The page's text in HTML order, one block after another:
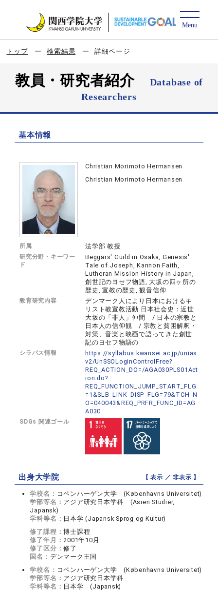
トップ 検索結果 詳細ページ
教員・研究者紹介
Database of
Researchers
基本情報
Christian Morimoto Hermansen
Christian Morimoto Hermansen
所属 法学部 教授
研究分野・キーワー
ド
Beggars' Guild in Osaka, Genesis'
Tale of Joseph, Kannon Faith,
Lutheran Mission History in Japan,
創世記のヨセフ物語, 大坂の四ヶ所の
歴史, 宣教の歴史, 観音信仰
教育研究内容
デンマーク人により日本におけるキ
リスト教宣教活動 日本社会史：近世
大坂の「非人」仲間 / 日本の宗教と
日本人の信仰観 / 宗教と貧困解釈・
対策、音楽と映画で語ってきた創世
記のヨセフ物語の
シラバス情報
https://syllabus.kwansei.ac.jp/unias
v2/UnSSOLoginControlFree?
REQ_ACTION_DO=/AGA030PLS01Act
ion.do?
REQ_FUNCTION_JUMP_START_FLG
=1&SLB_LINK_DISP_FLG=79&TCH_N
O=040043&REQ_PRFR_FUNC_ID=AG
A030
SDGs 関連ゴール
出身大学院 【 表示 ／非表示 】
学校名： コペンハーゲン大学 (Københavns Universitet)
学部等名： アジア研究日本学科 (Asien Studier,
Japansk)
学科等名： 日本学 (Japansk Sprog og Kultur)
修了課程：博士課程
修了年月：2001年10月
修了区分：修了
国名： デンマーク王国
学校名： コペンハーゲン大学 (Københavns Universitet)
学部等名： アジア研究日本学科
学科等名： 日本学 (Japansk)